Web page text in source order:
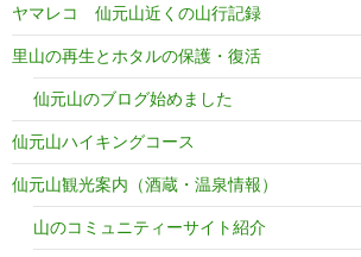
ヤマレコ 仙元山近くの山行記録
里山の再生とホタルの保護・復活
仙元山のブログ始めました
仙元山ハイキングコース
仙元山観光案内（酒蔵・温泉情報）
山のコミュニティーサイト紹介